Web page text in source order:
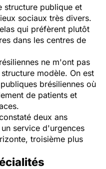
structure publique et
sociaux très divers.
qui préfèrent plutôt
dans les centres de
ne m'ont pas
modèle. On est
brésiliennes où
de patients et
deux ans
service d'urgences
troisième plus